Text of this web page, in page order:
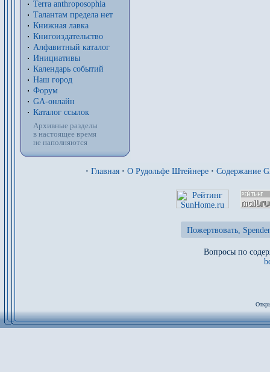
Terra anthroposophia
Талантам предела нет
Книжная лавка
Книгоиздательство
Алфавитный каталог
Инициативы
Календарь событий
Наш город
Форум
GA-онлайн
Каталог ссылок
Архивные разделы
в настоящее время
не наполняются
· Главная · О Рудольфе Штейнере · Содержание
Пожертвовать,
Вопросы по